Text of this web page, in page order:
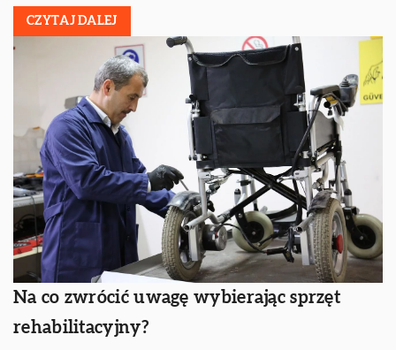
CZYTAJ DALEJ
Na co zwrócić uwagę wybierając sprzęt
rehabilitacyjny?